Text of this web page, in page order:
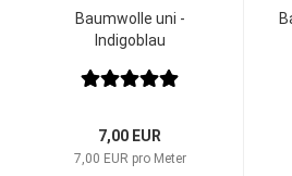
Baumwolle uni -
Indigoblau
7,00 EUR
7,00 EUR pro Meter